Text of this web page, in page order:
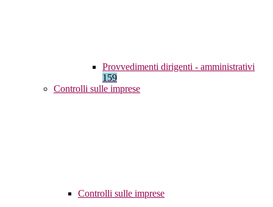
Provvedimenti dirigenti - amministrativi
159
Controlli sulle imprese
Controlli sulle imprese